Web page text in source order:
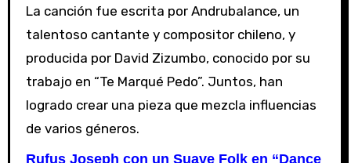
La canción fue escrita por Andrubalance, un
talentoso cantante y compositor chileno, y
producida por David Zizumbo, conocido por su
trabajo en “Te Marqué Pedo”. Juntos, han
logrado crear una pieza que mezcla influencias
de varios géneros.
Rufus Joseph con un Suave Folk en “Dance